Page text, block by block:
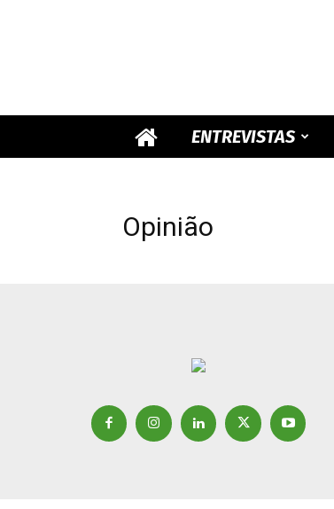
ENTREVISTAS
Opinião